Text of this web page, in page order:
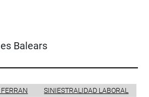
Balears
SINIESTRALIDAD LABORAL